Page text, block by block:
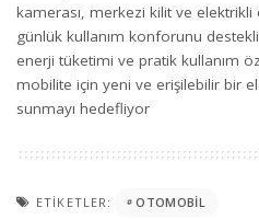
kamerası, merkezi kilit ve
günlük kullanım konforunu
enerji tüketimi ve pratik kullanım
mobilite için yeni ve erişilebilir bir
sunmayı hedefliyor
ETIKETLER: OTOMOBIL